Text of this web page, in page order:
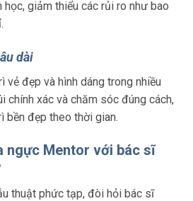
học, giảm thiểu các rủi ro như bao
dài
vẻ đẹp và hình dáng trong nhiều
chính xác và chăm sóc đúng cách,
bền đẹp theo thời gian.
ngực Mentor với bác sĩ
thuật phức tạp, đòi hỏi bác sĩ